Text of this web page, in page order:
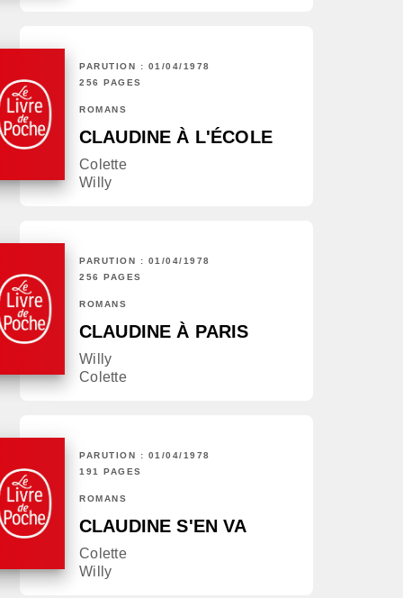
PARUTION : 01/04/1978
256 PAGES
ROMANS
CLAUDINE À L'ÉCOLE
Colette
Willy
PARUTION : 01/04/1978
256 PAGES
ROMANS
CLAUDINE À PARIS
Willy
Colette
PARUTION : 01/04/1978
191 PAGES
ROMANS
CLAUDINE S'EN VA
Colette
Willy